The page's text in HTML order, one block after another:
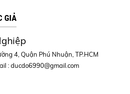
GIẢ
4, Quận Phú Nhuận, TP.HCM
:ducdo6990@gmail.com